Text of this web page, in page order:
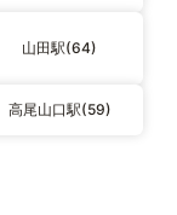
山田駅(64)
高尾山口駅(59)